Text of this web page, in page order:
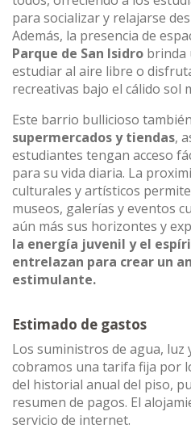
para socializar y relajarse
Además, la presencia de
Parque de San Isidro brinda
estudiar al aire libre o
recreativas bajo el cálido sol
Este barrio bullicioso
supermercados y tiendas,
estudiantes tengan acceso
para su vida diaria. La
culturales y artísticos
museos, galerías y eventos
aún más sus horizontes y
la energía juvenil y el
entrelazan para crear un
estimulante.
Estimado de gastos
Los suministros de agua, luz
cobramos una tarifa fija por
del historial anual del piso,
resumen de pagos. El
servicio de internet.